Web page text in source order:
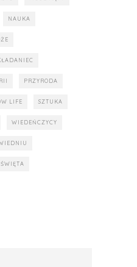
NAUKA
PRZYRODA
LIFE SZTUKA
WIEDEŃCZYCY
ŚWIĘTA